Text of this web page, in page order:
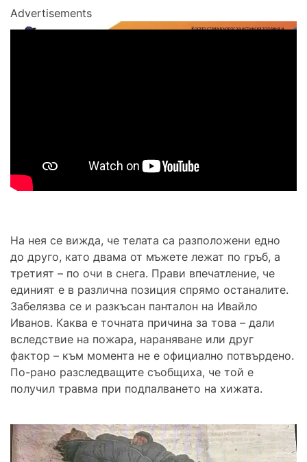
Advertisements
На нея се вижда, че телата са разположени едно
до друго, като двама от мъжете лежат по гръб, а
третият – по очи в снега. Прави впечатление, че
единият е в различна позиция спрямо останалите.
Забелязва се и разкъсан панталон на Ивайло
Иванов. Каква е точната причина за това – дали
вследствие на пожара, нараняване или друг
фактор – към момента не е официално потвърдено.
По-рано разследващите съобщиха, че той е
получил травма при подпалването на хижата.